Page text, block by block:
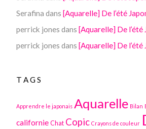
Serafina dans[Aquarelle] De l’été
perrick jones dans[Aquarelle] De l’été
perrick jones dans[Aquarelle] De l’été
TAGS
Apprendre le japonais Aquarelle Bilan
californie Chat Copic Crayons de couleur